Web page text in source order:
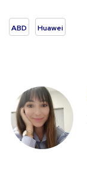
ABD Huawei